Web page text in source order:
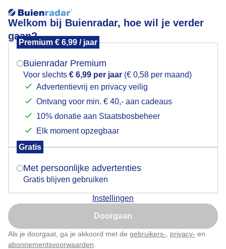
Welkom bij Buienradar, hoe wil je verder
gaan?
Premium € 6,99 / jaar
Buienradar Premium
Voor slechts € 6,99 per jaar (€ 0,58 per maand)
Advertentievrij en privacy veilig
Ontvang voor min. € 40,- aan cadeaus
10% donatie aan Staatsbosbeheer
Elk moment opzegbaar
Gratis
Met persoonlijke advertenties
Gratis blijven gebruiken
Instellingen
Doorgaan
Als je doorgaat, ga je akkoord met de gebruikers- privacy- en
abonnementsvoorwaarden
Mooi weer in de buurt van Montfort en linne
Door: Ricardo Gemaakt: 08-07-2025, 130x bekeken
Mogen we je locatie gebruiken voor het
Indien je hier nog geen akkoord op hebt gegeven,
verschijnt er zo een pop-up uit je browser waarin
Is goed, toon de popup
Nu niet, misschien later
Klik hierom dit aan te passen